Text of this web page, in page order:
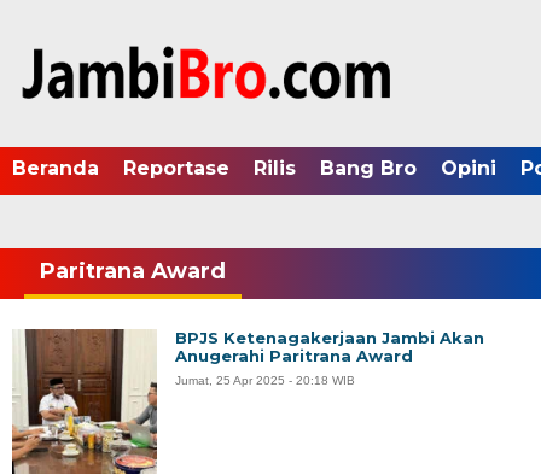
Beranda Reportase Rilis Bang Bro Opini
Paritrana Award
BPJS Ketenagakerjaan Jambi Akan
Anugerahi Paritrana Award
Jumat, 25 Apr 2025 - 20:18 WIB